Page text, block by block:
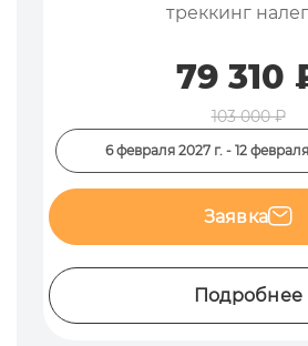
треккинг
79 310
103 000 ₽
6 февраля 2027 г. - 12
Подробнее
Заявка